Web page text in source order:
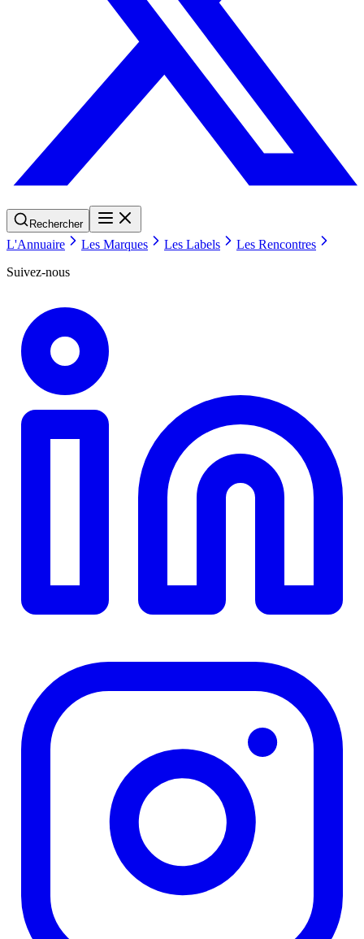
Rechercher
L'Annuaire Les Marques Les Labels
Les Rencontres
Suivez-nous